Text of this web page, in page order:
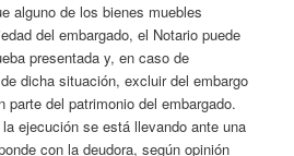
alguno de los bienes muebles
del embargado, el Notario puede
presentada y, en caso de
dicha situación, excluir del embargo
parte del patrimonio del embargado.
ejecución se está llevando ante una
con la deudora, según opinión